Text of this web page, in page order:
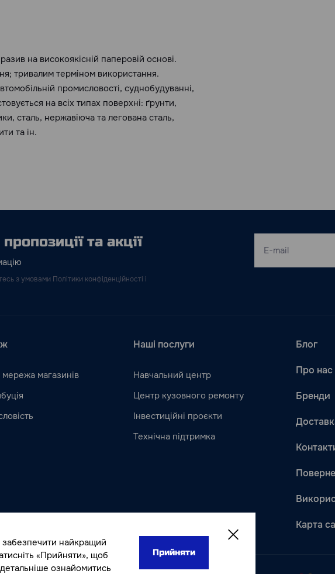
на високоякісній паперовій основі.
тривалим терміном використання.
промисловості, суднобудуванні,
на всіх типах поверхні: ґрунти,
сталь, нержавіюча та легована сталь,
та ін.
та акції
з умовами Політики конфіденційності і
мережа магазинів
Наші послуги
Навчальний центр
Центр кузовного ремонту
Інвестиційні проєкти
Технічна підтримка
Блог
Про нас
Бренди
Карта
найкращий
«Прийняти», щоб
ознайомитись
Прийняти